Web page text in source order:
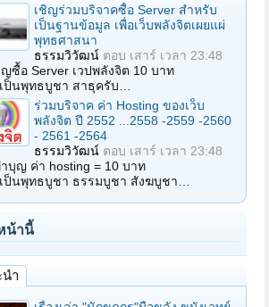
เชิญร่วมบริจาคซื้อ Server สำหรับ
เป็นฐานข้อมูล เพื่อเว็บพลังจิตเผยแผ่
พุทธศาสนา
ธรรมวิวัฒน์ ตอบ เสาร์ เวลา 23:48
ซื้อ Server เวปพลังจิต 10 บาท
ป็นพุทธบูชา สาธุครับ…
ร่วมบริจาค ค่า Hosting ของเว็บ
พลังจิต ปี 2552 ...2558 -2559 -2560
- 2561 -2564
ธรรมวิวัฒน์ ตอบ เสาร์ เวลา 23:48
บุญ ค่า hosting = 10 บาท
ป็นพุทธบูชา ธรรมบูชา สังฆบูชา…
น้านี้
ำ